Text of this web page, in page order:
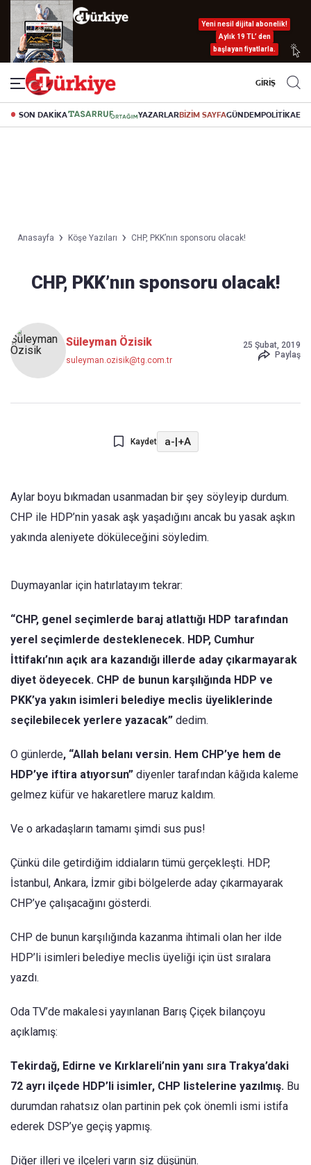
Yeni nesil dijital abonelik!
Aylık 19 TL’ den
başlayan fiyatlarla.
GİRİŞ
SON DAKİKA YAZARLARBİZİM SAYFAGÜNDEMPOLİTİKA
Anasayfa Köşe Yazıları CHP, PKK’nın sponsoru olacak!
CHP, PKK’nın sponsoru olacak!
Süleyman Özisik
suleyman.ozisik@tg.com.tr
25 Şubat, 2019
Paylaş
Kaydet a-|+A
Aylar boyu bıkmadan usanmadan bir şey söyleyip durdum.
CHP ile HDP’nin yasak aşk yaşadığını ancak bu yasak aşkın
yakında aleniyete döküleceğini söyledim.
Duymayanlar için hatırlatayım tekrar:
“CHP, genel seçimlerde baraj atlattığı HDP tarafından
yerel seçimlerde desteklenecek. HDP, Cumhur
İttifakı’nın açık ara kazandığı illerde aday çıkarmayarak
diyet ödeyecek. CHP de bunun karşılığında HDP ve
PKK’ya yakın isimleri belediye meclis üyeliklerinde
seçilebilecek yerlere yazacak” dedim.
O günlerde, “Allah belanı versin. Hem CHP’ye hem de
HDP’ye iftira atıyorsun” diyenler tarafından kâğıda kaleme
gelmez küfür ve hakaretlere maruz kaldım.
Ve o arkadaşların tamamı şimdi sus pus!
Çünkü dile getirdiğim iddiaların tümü gerçekleşti. HDP,
İstanbul, Ankara, İzmir gibi bölgelerde aday çıkarmayarak
CHP’ye çalışacağını gösterdi.
CHP de bunun karşılığında kazanma ihtimali olan her ilde
HDP’li isimleri belediye meclis üyeliği için üst sıralara
yazdı.
Oda TV’de makalesi yayınlanan Barış Çiçek bilançoyu
açıklamış:
Tekirdağ, Edirne ve Kırklareli’nin yanı sıra Trakya’daki
72 ayrı ilçede HDP’li isimler, CHP listelerine yazılmış. Bu
durumdan rahatsız olan partinin pek çok önemli ismi istifa
ederek DSP’ye geçiş yapmış.
Diğer illeri ve ilçeleri varın siz düşünün.